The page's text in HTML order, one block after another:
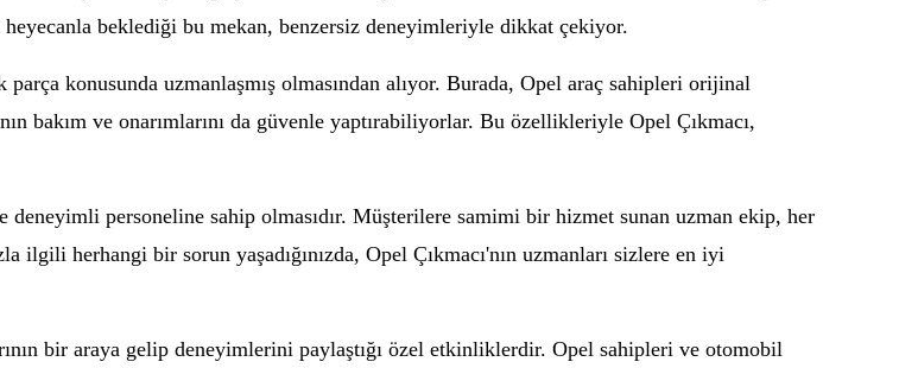
beklediği bu mekan, benzersiz deneyimleriyle dikkat çekiyor.
konusunda uzmanlaşmış olmasından alıyor. Burada, Opel araç sahipleri orijinal
bakım ve onarımlarını da güvenle yaptırabiliyorlar. Bu özellikleriyle Opel Çıkmacı,
deneyimli personeline sahip olmasıdır. Müşterilere samimi bir hizmet sunan uzman ekip, her
ilgili herhangi bir sorun yaşadığınızda, Opel Çıkmacı'nın uzmanları sizlere en iyi
bir araya gelip deneyimlerini paylaştığı özel etkinliklerdir. Opel sahipleri ve otomobil